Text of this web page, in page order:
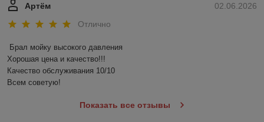
02.06.2026
Артём
Отлично
Брал мойку высокого давления
Хорошая цена и качество!!!
Качество обслуживания 10/10
Всем советую!
Показать все отзывы